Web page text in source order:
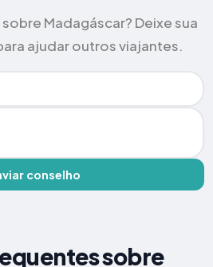
Madagáscar? Deixe sua
ajudar outros viajantes.
conselho
sobre